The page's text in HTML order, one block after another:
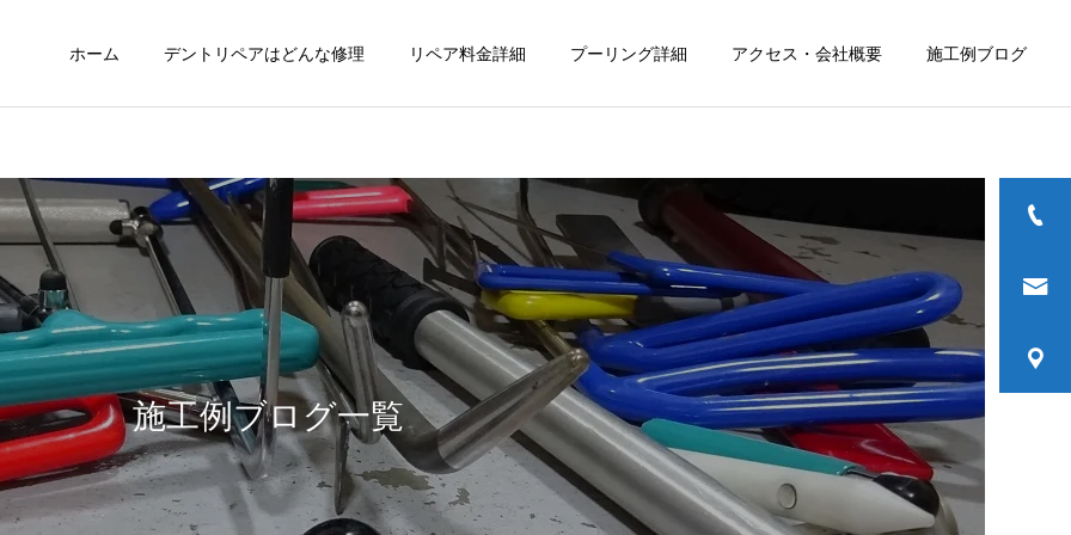
ホーム デントリペアはどんな修理 リペア料金詳細 プーリング詳細 アクセス・会社概要 施工例ブログ
施工例ブログ一覧